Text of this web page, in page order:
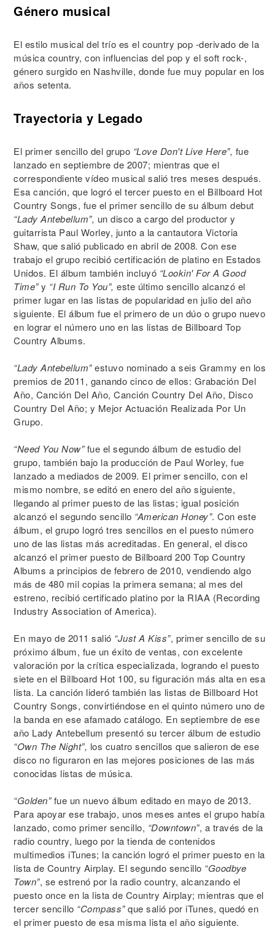
Género musical
El estilo musical del trío es el country pop -derivado de la
música country, con influencias del pop y el soft rock-,
género surgido en Nashville, donde fue muy popular en los
años setenta.
Trayectoria y Legado
El primer sencillo del grupo “Love Don't Live Here”, fue
lanzado en septiembre de 2007; mientras que el
correspondiente vídeo musical salió tres meses después.
Esa canción, que logró el tercer puesto en el Billboard Hot
Country Songs, fue el primer sencillo de su álbum debut
“Lady Antebellum”, un disco a cargo del productor y
guitarrista Paul Worley, junto a la cantautora Victoria
Shaw, que salió publicado en abril de 2008. Con ese
trabajo el grupo recibió certificación de platino en Estados
Unidos. El álbum también incluyó “Lookin' For A Good
Time”y “I Run To You”, este último sencillo alcanzó el
primer lugar en las listas de popularidad en julio del año
siguiente. El álbum fue el primero de un dúo o grupo nuevo
en lograr el número uno en las listas de Billboard Top
Country Albums.
“Lady Antebellum”estuvo nominado a seis Grammy en los
premios de 2011, ganando cinco de ellos: Grabación Del
Año, Canción Del Año, Canción Country Del Año, Disco
Country Del Año; y Mejor Actuación Realizada Por Un
Grupo.
“Need You Now”fue el segundo álbum de estudio del
grupo, también bajo la producción de Paul Worley, fue
lanzado a mediados de 2009. El primer sencillo, con el
mismo nombre, se editó en enero del año siguiente,
llegando al primer puesto de las listas; igual posición
alcanzó el segundo sencillo “American Honey”. Con este
álbum, el grupo logró tres sencillos en el puesto número
uno de las listas más acreditadas. En general, el disco
alcanzó el primer puesto de Billboard 200 Top Country
Albums a principios de febrero de 2010, vendiendo algo
más de 480 mil copias la primera semana; al mes del
estreno, recibió certificado platino por la RIAA (Recording
Industry Association of America).
En mayo de 2011 salió “Just A Kiss”, primer sencillo de su
próximo álbum, fue un éxito de ventas, con excelente
valoración por la crítica especializada, logrando el puesto
siete en el Billboard Hot 100, su figuración más alta en esa
lista. La canción lideró también las listas de Billboard Hot
Country Songs, convirtiéndose en el quinto número uno de
la banda en ese afamado catálogo. En septiembre de ese
año Lady Antebellum presentó su tercer álbum de estudio
“Own The Night”, los cuatro sencillos que salieron de ese
disco no figuraron en las mejores posiciones de las más
conocidas listas de música.
“Golden”fue un nuevo álbum editado en mayo de 2013.
Para apoyar ese trabajo, unos meses antes el grupo había
lanzado, como primer sencillo, “Downtown”, a través de la
radio country, luego por la tienda de contenidos
multimedios iTunes; la canción logró el primer puesto en la
lista de Country Airplay. El segundo sencillo “Goodbye
Town”, se estrenó por la radio country, alcanzando el
puesto once en la lista de Country Airplay; mientras que el
tercer sencillo “Compass”que salió por iTunes, quedó en
el primer puesto de esa misma lista el año siguiente.